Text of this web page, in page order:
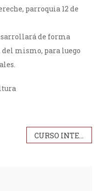
parroquia 12 de
de forma
mismo, para luego
CURSO INTENSIVO SOBRE INSUMOS ORGÁNICOS